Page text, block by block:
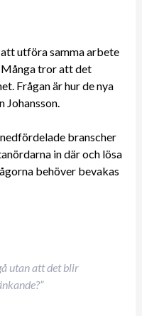
utföra samma arbete
Många tror att det
Frågan är hur de nya
Johansson.
branscher
in där och lösa
behöver bevakas
utan att det blir